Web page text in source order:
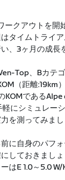
ークアウトを開
タイムトライ
、3ヶ月の成長
Top、Bカテ
（距離:19km
KOMである
にシミュレー
を測ってみまし
に自身のパフ
しておきましょ
はE 1.0～5.0